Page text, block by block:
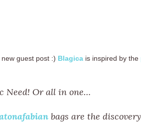
guest post :) Blagica is inspired by the
Need! Or all in one…
bags are the